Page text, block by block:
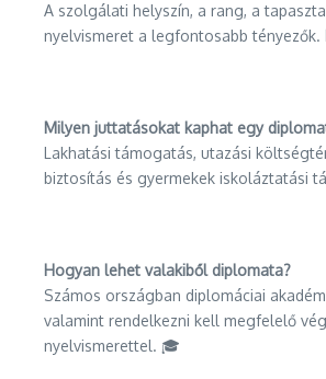
A szolgálati helyszín, a rang, a
nyelvismeret a legfontosabb tényezők.
Milyen juttatásokat kaphat egy
Lakhatási támogatás, utazási
biztosítás és gyermekek iskoláztatási
Hogyan lehet valakiből diplomata?
Számos országban diplomáciai
valamint rendelkezni kell megfelelő
nyelvismerettel. 🎓